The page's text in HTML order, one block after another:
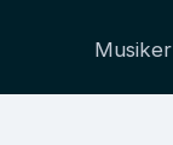
Musiker